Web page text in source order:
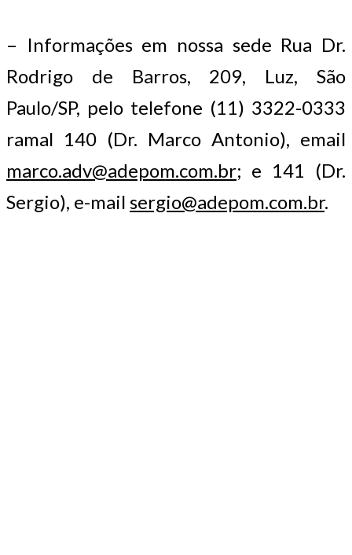
– Informações em nossa sede Rua Dr.
Rodrigo de Barros, 209, Luz, São
Paulo/SP, pelo telefone (11) 3322-0333
ramal 140 (Dr. Marco Antonio), email
marco.adv@adepom.com.br; e 141 (Dr.
Sergio), e-mail sergio@adepom.com.br.